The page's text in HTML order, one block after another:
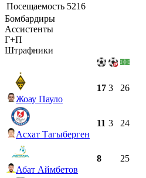
Посещаемость 5216
Бомбардиры
Ассистенты
Г+П
Штрафники
Жоау Пауло
17 3 26
Асхат Тагыберген
11 3 24
Абат Аймбетов
8 25